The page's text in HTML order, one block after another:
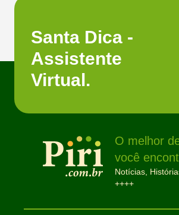
Santa Dica -
Assistente
Virtual.
O melhor
você
Notícias,
++++